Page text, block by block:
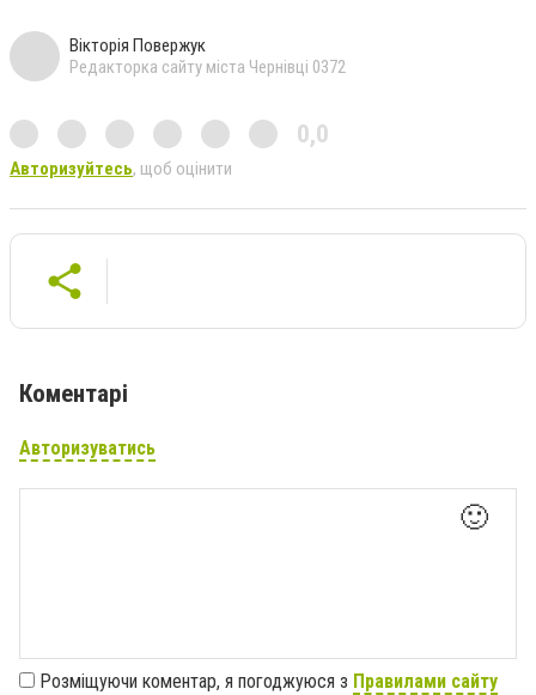
Вікторія Повержук
Редакторка сайту міста Чернівці 0372
0,0
Авторизуйтесь, щоб оцінити
Коментарі
Авторизуватись
🙂
Розміщуючи коментар, я погоджуюся з Правилами сайту